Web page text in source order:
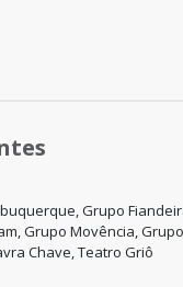
Grupo
Grupo Movência, Grupo
Chave, Teatro Griô